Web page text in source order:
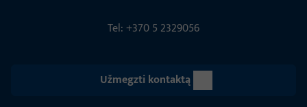
Tel: +370 5 2329056
Užmegzti kontaktą